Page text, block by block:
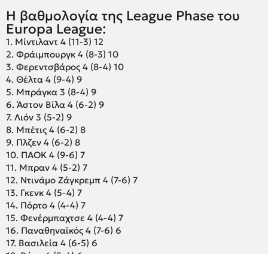
Η βαθμολογία της League Phase του
Europa League:
1. Μίντιλαντ 4 (11-3) 12
2. Φράιμπουργκ 4 (8-3) 10
3. Φερεντσβάρος 4 (8-4) 10
4. Θέλτα 4 (9-4) 9
5. Μπράγκα 3 (8-4) 9
6. Άστον Βίλα 4 (6-2) 9
7. Λιόν 3 (5-2) 9
8. Μπέτις 4 (6-2) 8
9. Πλζεν 4 (6-2) 8
10. ΠΑΟΚ 4 (9-6) 7
11. Μπραν 4 (5-2) 7
12. Ντινάμο Ζάγκρεμπ 4 (7-6) 7
13. Γκενκ 4 (5-4) 7
14. Πόρτο 4 (4-4) 7
15. Φενέρμπαχτσε 4 (4-4) 7
16. Παναθηναϊκός 4 (7-6) 6
17. Βασιλεία 4 (6-5) 6